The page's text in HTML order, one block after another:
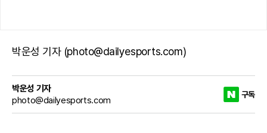
박운성 기자 (photo@dailyesports.com)
박운성 기자
photo@dailyesports.com
구독